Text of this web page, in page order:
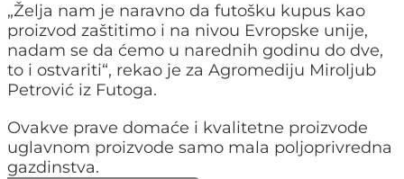
„Želja nam je naravno da futošku kupus kao
proizvod zaštitimo i na nivou Evropske unije,
nadam se da ćemo u narednih godinu do dve,
to i ostvariti“, rekao je za Agromediju Miroljub
Petrović iz Futoga.
Ovakve prave domaće i kvalitetne proizvode
uglavnom proizvode samo mala poljoprivredna
gazdinstva.